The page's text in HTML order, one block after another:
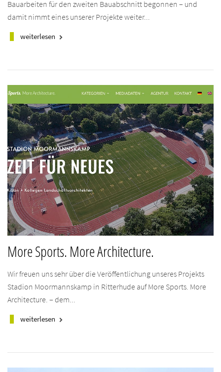
Bauarbeiten für den zweiten Bauabschnitt begonnen – und
damit nimmt eines unserer Projekte weiter...
weiterlesen keyboard_arrow_right
More Sports. More Architecture.
Wir freuen uns sehr über die Veröffentlichung unseres Projekts
Stadion Moormannskamp in Ritterhude auf More Sports. More
Architecture. – dem...
weiterlesen keyboard_arrow_right